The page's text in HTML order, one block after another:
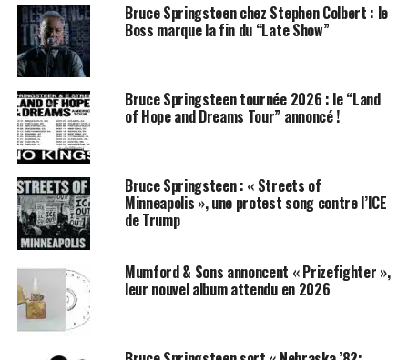
En ce qui concerne le nouvel album, le chanteur a
annoncé que celui-ci était presque prêt, mais qu’il
n’avait pas encore de titre et que sa date de sortie
n’était pas tout à fait fixée.
SUJETS ASSOCIÉS:
CLARENCE CLEMONS
Bruce Springsteen chez Stephen Colbert : le
Boss marque la fin du “Late Show”
Bruce Springsteen tournée 2026 : le “Land
of Hope and Dreams Tour” annoncé !
Bruce Springsteen : « Streets of
Minneapolis », une protest song contre l’ICE
de Trump
Mumford & Sons annoncent « Prizefighter »,
leur nouvel album attendu en 2026